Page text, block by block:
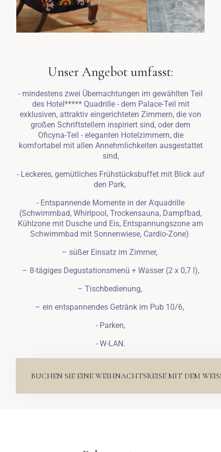
Unser Angebot umfasst:
- mindestens zwei Übernachtungen im gewählten Teil
des Hotel***** Quadrille - dem Palace-Teil mit
exklusiven, attraktiv eingerichteten Zimmern, die von
großen Schriftstellern inspiriert sind, oder dem
Oficyna-Teil - eleganten Hotelzimmern, die
komfortabel mit allen Annehmlichkeiten ausgestattet
sind,
- Leckeres, gemütliches Frühstücksbuffet mit Blick auf
den Park,
- Entspannende Momente in der A'quadrille
(Schwimmbad, Whirlpool, Trockensauna, Dampfbad,
Kühlzone mit Dusche und Eis, Entspannungszone am
Schwimmbad mit Sonnenwiese, Cardio-Zone)
– süßer Einsatz im Zimmer,
– 8-tägiges Degustationsmenü + Wasser (2 x 0,7 l),
– Tischbedienung,
– ein entspannendes Getränk im Pub 10/6,
- Parken,
- W-LAN.
BUCHEN SIE EINE WEIHNACHTSREISE MIT DEM